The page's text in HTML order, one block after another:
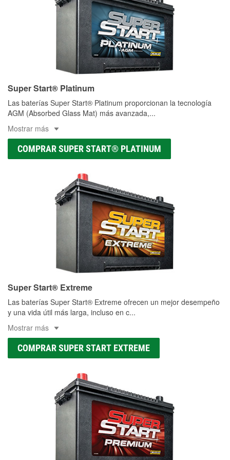
Super Start® Platinum
Las baterías Super Start® Platinum proporcionan la tecnología
AGM (Absorbed Glass Mat) más avanzada,...
Mostrar más
COMPRAR SUPER START® PLATINUM
Super Start® Extreme
Las baterías Super Start® Extreme ofrecen un mejor desempeño
y una vida útil más larga, incluso en c...
Mostrar más
COMPRAR SUPER START EXTREME